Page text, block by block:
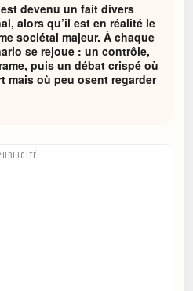
devenu un fait divers
alors qu’il est en réalité le
sociétal majeur. À chaque
se rejoue : un contrôle,
puis un débat crispé où
mais où peu osent regarder